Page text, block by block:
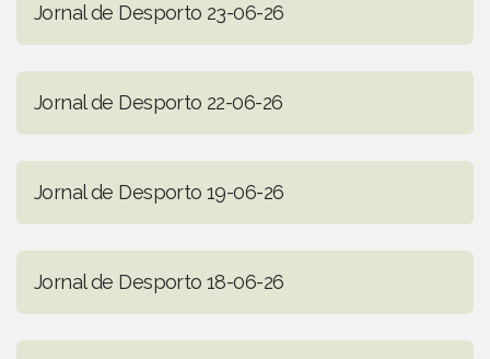
Jornal de Desporto 23-06-26
Jornal de Desporto 22-06-26
Jornal de Desporto 19-06-26
Jornal de Desporto 18-06-26